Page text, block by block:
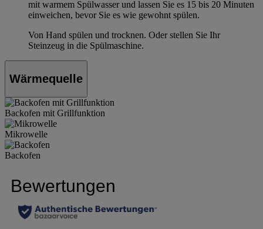
mit warmem Spülwasser und lassen Sie es 15 bis 20 Minuten
einweichen, bevor Sie es wie gewohnt spülen.
Von Hand spülen und trocknen. Oder stellen Sie Ihr
Steinzeug in die Spülmaschine.
Wärmequelle
Backofen mit Grillfunktion
Mikrowelle
Backofen